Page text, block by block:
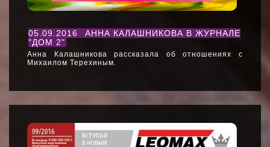
05.09.2016
АННА КАЛАШНИКОВА В ЖУРНАЛЕ
"ДОМ 2"
Анна Калашникова рассказала об отношениях с
Михаилом Терехиным.